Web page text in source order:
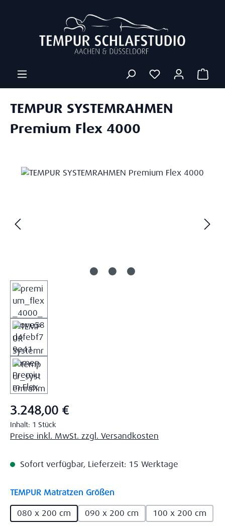
TEMPUR SYSTEMRAHMEN
Premium Flex 4000
Bildergalerie überspringen
Regulärer Preis:
3.248,00 €
Inhalt: 1 Stück
Preise inkl. MwSt. zzgl. Versandkosten
Sofort verfügbar, Lieferzeit: 15 Werktage
TEMPUR Matratzen Größen
080 x 200 cm
090 x 200 cm 100 x 200 cm